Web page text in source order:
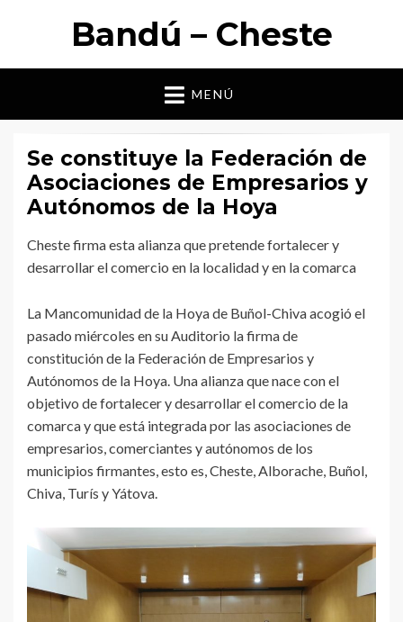
Bandú – Cheste
MENÚ
Se constituye la Federación de
Asociaciones de Empresarios y
Autónomos de la Hoya
Cheste firma esta alianza que pretende fortalecer y
desarrollar el comercio en la localidad y en la comarca
La Mancomunidad de la Hoya de Buñol-Chiva acogió el
pasado miércoles en su Auditorio la firma de
constitución de la Federación de Empresarios y
Autónomos de la Hoya. Una alianza que nace con el
objetivo de fortalecer y desarrollar el comercio de la
comarca y que está integrada por las asociaciones de
empresarios, comerciantes y autónomos de los
municipios firmantes, esto es, Cheste, Alborache, Buñol,
Chiva, Turís y Yátova.